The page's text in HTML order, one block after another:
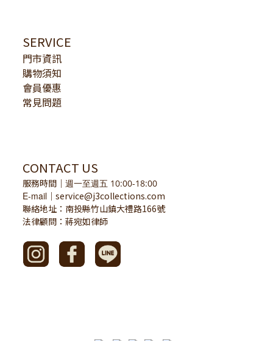
SERVICE
門市資訊
購物須知
會員優惠
常見問題
CONTACT US
服務時間 ｜ 週一至週五 10:00-18:00
E-mail ｜ service@j3collections.com
聯絡地址：南投縣竹山鎮大禮路166號
法律顧問：蔣宛如律師